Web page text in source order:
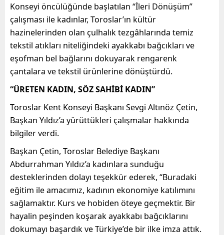
Konseyi öncülüğünde başlatılan “İleri Dönüşüm”
çalışması ile kadınlar, Toroslar’ın kültür
hazinelerinden olan çulhalık tezgâhlarında temiz
tekstil atıkları niteliğindeki ayakkabı bağcıkları ve
eşofman bel bağlarını dokuyarak rengarenk
çantalara ve tekstil ürünlerine dönüştürdü.
“ÜRETEN KADIN, SÖZ SAHİBİ KADIN”
Toroslar Kent Konseyi Başkanı Sevgi Altınöz Çetin,
Başkan Yıldız’a yürüttükleri çalışmalar hakkında
bilgiler verdi.
Başkan Çetin, Toroslar Belediye Başkanı
Abdurrahman Yıldız’a kadınlara sunduğu
desteklerinden dolayı teşekkür ederek, “Buradaki
eğitim ile amacımız, kadının ekonomiye katılımını
sağlamaktır. Kurs ve hobiden öteye geçmektir. Bir
hayalin peşinden koşarak ayakkabı bağcıklarını
dokumayı başardık ve Türkiye’de bir ilke imza attık.